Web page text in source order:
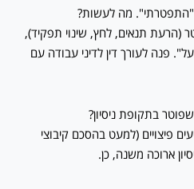
"התפטרתי". מה לעשות?
תנאים, לחץ, שינוי תפקיד),
פנה לעורך דין לדיני עבודה עם
בתקופת ניסיון?
פיצויים (למעט בהסכם קיבוצי
ארוכה משנה, כן.